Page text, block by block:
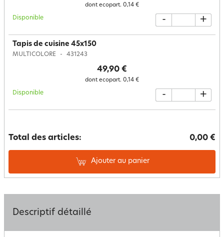
dont ecopart. 0,14 €
Disponible - +
Tapis de cuisine 45x150
MULTICOLORE 431243
49,90 €
dont ecopart. 0,14 €
Disponible - +
Total des articles: 0,00 €
Ajouter au panier
Descriptif détaillé